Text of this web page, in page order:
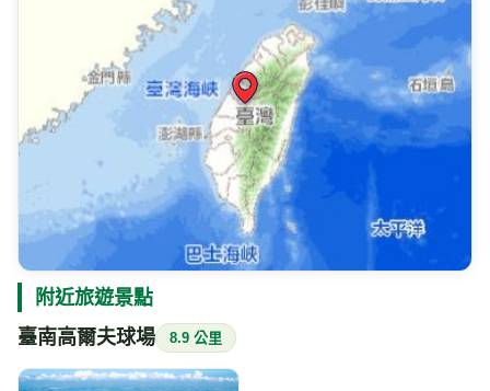
附近旅遊景點
臺南高爾夫球場 8.9 公里